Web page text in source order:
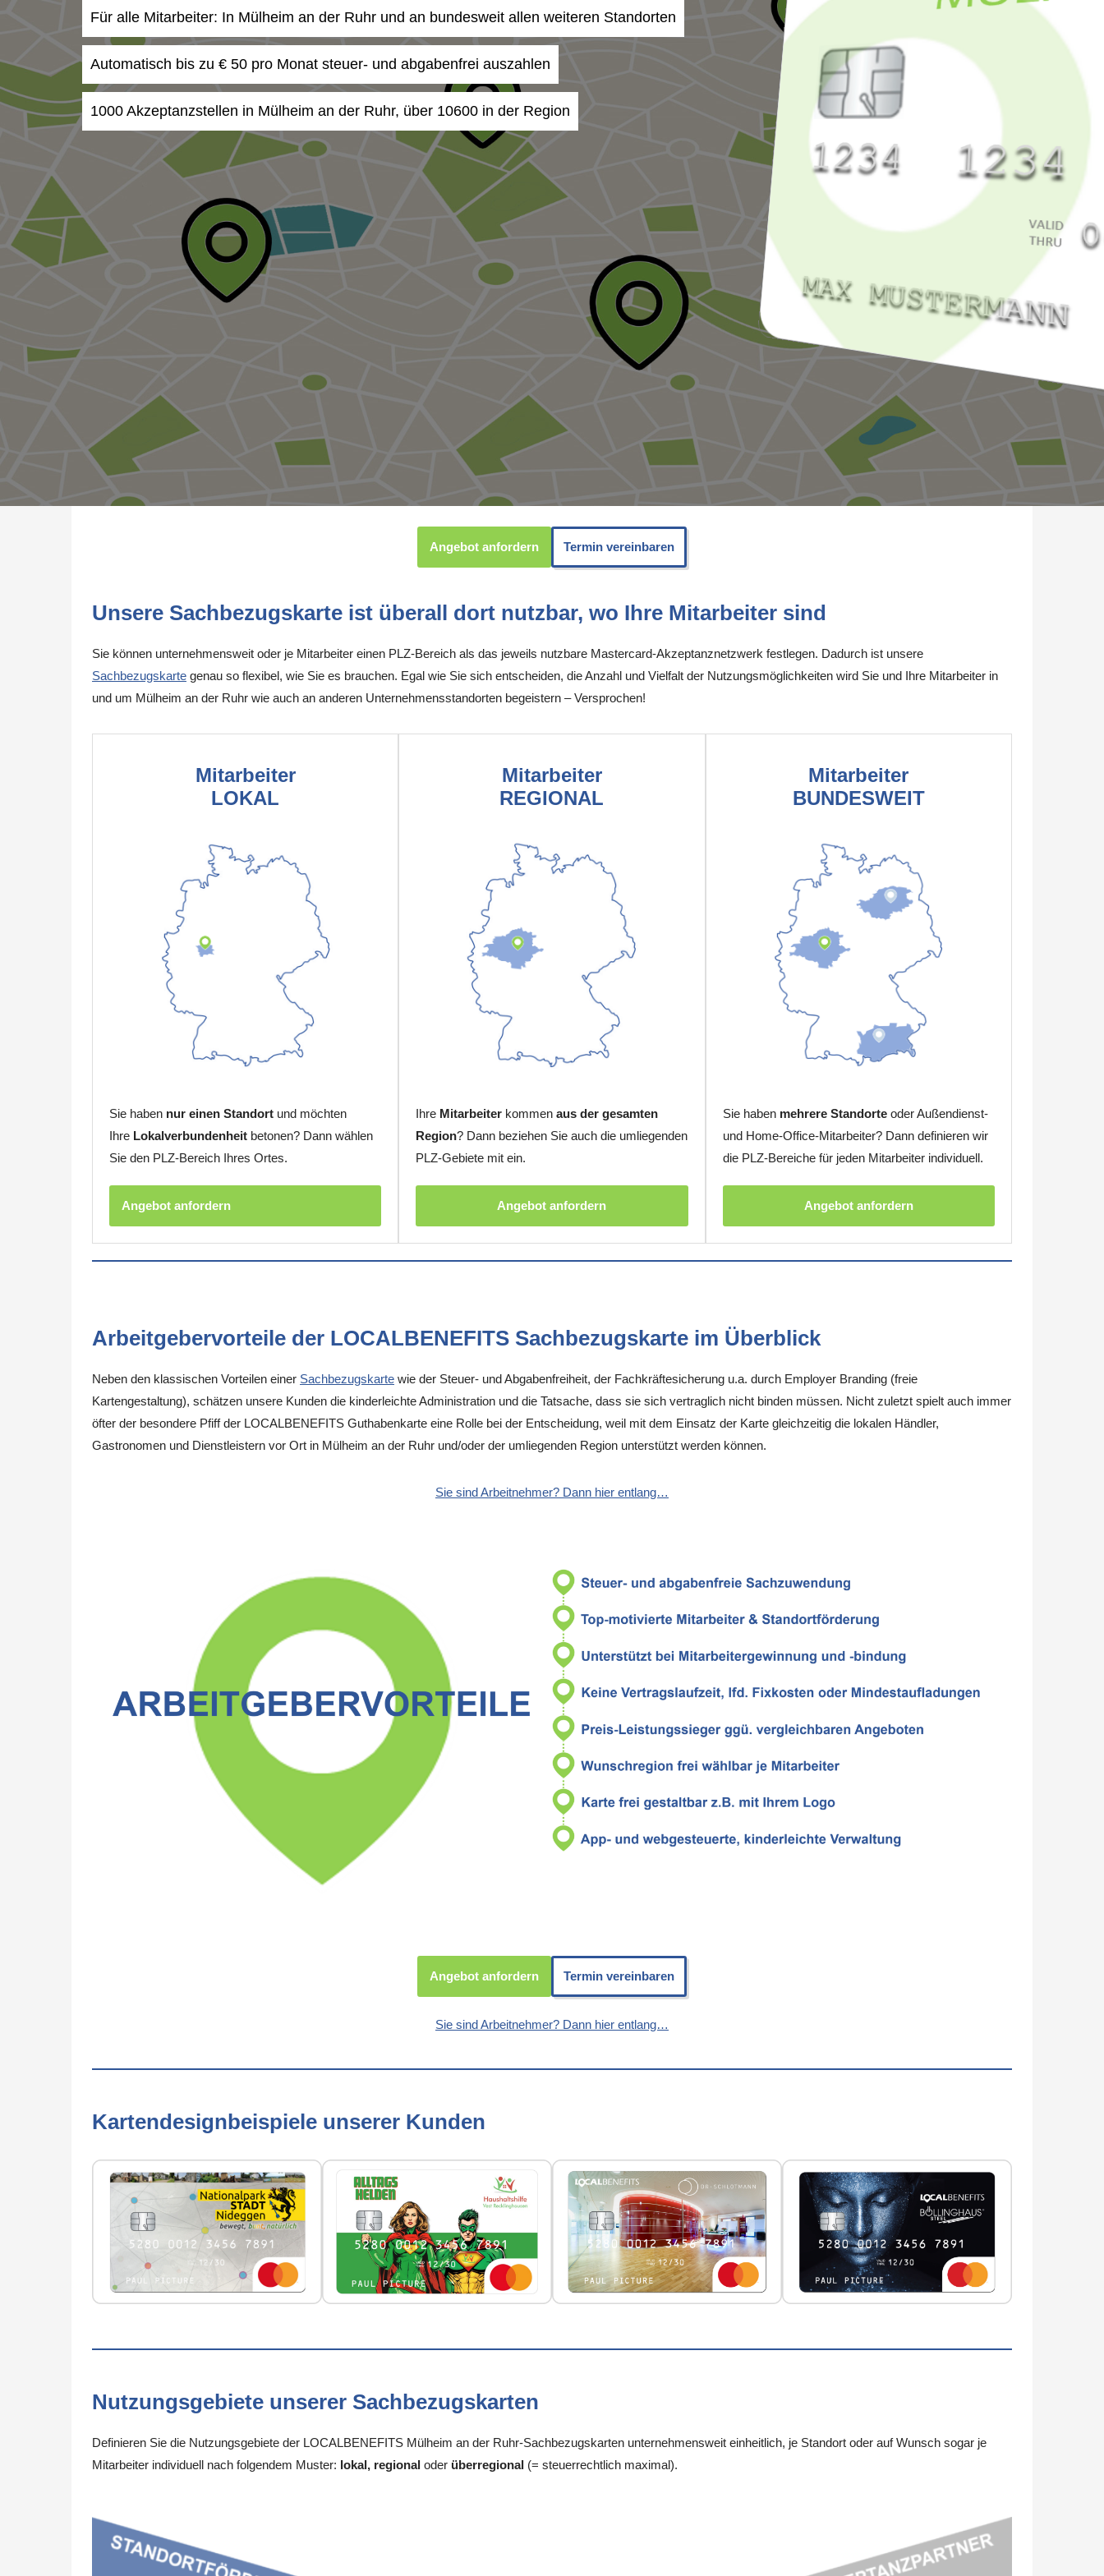
Für alle Mitarbeiter: In Mülheim an der Ruhr und an bundesweit allen weiteren Standorten
Automatisch bis zu € 50 pro Monat steuer- und abgabenfrei auszahlen
1000 Akzeptanzstellen in Mülheim an der Ruhr, über 10600 in der Region
Angebot anfordern Termin vereinbaren
Unsere Sachbezugskarte ist überall dort nutzbar, wo Ihre Mitarbeiter sind
Sie können unternehmensweit oder je Mitarbeiter einen PLZ-Bereich als das jeweils nutzbare Mastercard-Akzeptanznetzwerk festlegen. Dadurch ist unsere
Sachbezugskarte genau so flexibel, wie Sie es brauchen. Egal wie Sie sich entscheiden, die Anzahl und Vielfalt der Nutzungsmöglichkeiten wird Sie und Ihre Mitarbeiter in
und um Mülheim an der Ruhr wie auch an anderen Unternehmensstandorten begeistern – Versprochen!
Mitarbeiter
LOKAL
Sie haben nur einen Standort und möchten
Ihre Lokalverbundenheit betonen? Dann wählen
Sie den PLZ-Bereich Ihres Ortes.
Angebot anfordern
Mitarbeiter
REGIONAL
Ihre Mitarbeiter kommenaus der gesamten
Region? Dann beziehen Sie auch die umliegenden
PLZ-Gebiete mit ein.
Angebot anfordern
Mitarbeiter
BUNDESWEIT
Sie haben mehrere Standorteoder Außendienst-
und Home-Office-Mitarbeiter? Dann definieren wir
die PLZ-Bereiche für jeden Mitarbeiter individuell.
Angebot anfordern
Arbeitgebervorteile der LOCALBENEFITS Sachbezugskarte im Überblick
Neben den klassischen Vorteilen einer Sachbezugskarte wie der Steuer- und Abgabenfreiheit, der Fachkräftesicherung u.a. durch Employer Branding (freie
Kartengestaltung), schätzen unsere Kunden die kinderleichte Administration und die Tatsache, dass sie sich vertraglich nicht binden müssen. Nicht zuletzt spielt auch immer
öfter der besondere Pfiff der LOCALBENEFITS Guthabenkarte eine Rolle bei der Entscheidung, weil mit dem Einsatz der Karte gleichzeitig die lokalen Händler,
Gastronomen und Dienstleistern vor Ort in Mülheim an der Ruhr und/oder der umliegenden Region unterstützt werden können.
Sie sind Arbeitnehmer? Dann hier entlang…
Angebot anfordern Termin vereinbaren
Sie sind Arbeitnehmer? Dann hier entlang…
Kartendesignbeispiele unserer Kunden
Nutzungsgebiete unserer Sachbezugskarten
Definieren Sie die Nutzungsgebiete der LOCALBENEFITS Mülheim an der Ruhr-Sachbezugskarten unternehmensweit einheitlich, je Standort oder auf Wunsch sogar je
Mitarbeiter individuell nach folgendem Muster: lokal, regional oder überregional (= steuerrechtlich maximal).